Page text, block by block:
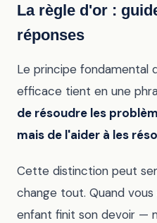
La règle d'or :
réponses
Le principe fondamental
efficace tient en une
de résoudre les
mais de l'aider à les
Cette distinction peut
change tout. Quand
enfant finit son devoir —